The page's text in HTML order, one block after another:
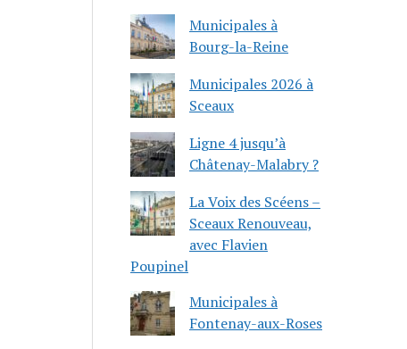
Municipales à
Bourg-la-Reine
Municipales 2026 à
Sceaux
Ligne 4 jusqu’à
Châtenay-Malabry ?
La Voix des Scéens –
Sceaux Renouveau,
avec Flavien
Poupinel
Municipales à
Fontenay-aux-Roses